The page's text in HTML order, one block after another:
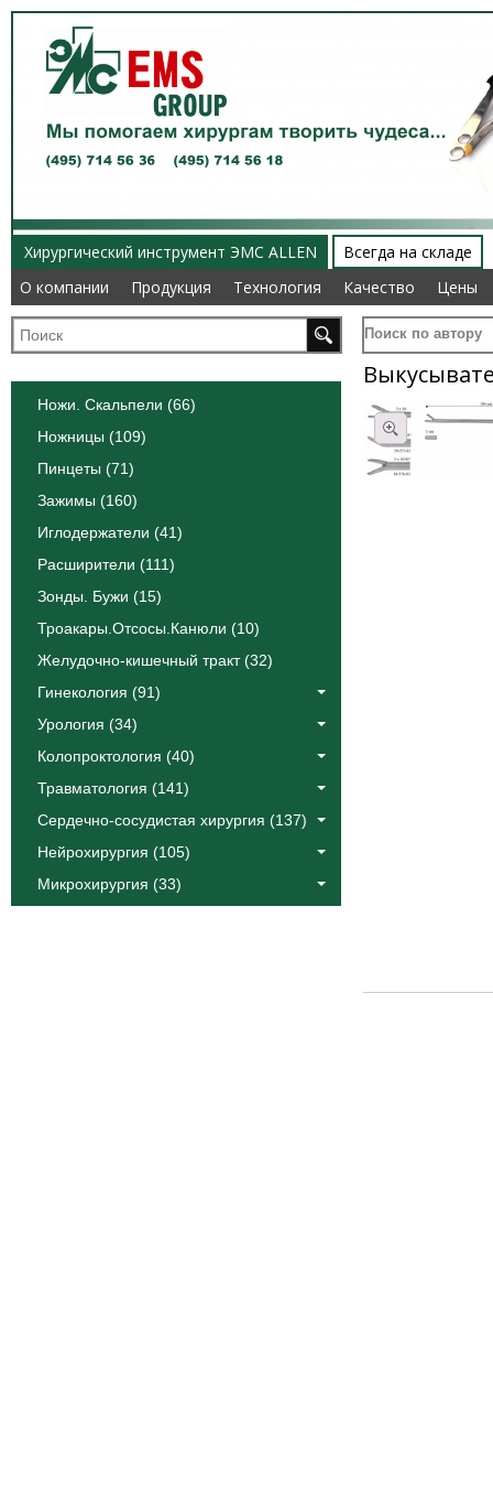
Хирургический инструмент ЭМС ALLEN
О компании
Продукция Технология Качество Цены
Всегда на складе
О компании
Продукция Технология Качество Цены
Поиск по автору
Ножи. Скальпели (66)
Ножницы (109)
Пинцеты (71)
Зажимы (160)
Иглодержатели (41)
Расширители (111)
Зонды. Бужи (15)
Троакары.Отсосы.Канюли (10)
Желудочно-кишечный тракт (32)
Гинекология (91)
Урология (34)
Колопроктология (40)
Травматология (141)
Сердечно-сосудистая хирургия (137)
Нейрохирургия (105)
Микрохирургия (33)